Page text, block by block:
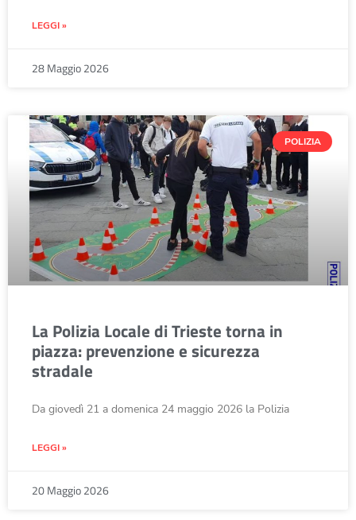
LEGGI »
28 Maggio 2026
POLIZIA
La Polizia Locale di Trieste torna in
piazza: prevenzione e sicurezza
stradale
Da giovedì 21 a domenica 24 maggio 2026 la Polizia
LEGGI »
20 Maggio 2026